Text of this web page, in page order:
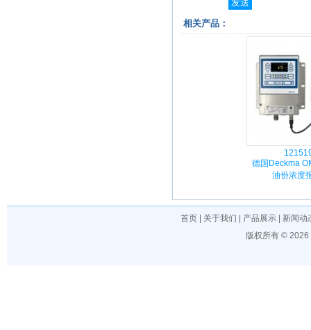
相关产品：
德国Deckma
油份浓度
首页 关于我们 产品展示
新闻动
版权所有 © 2026